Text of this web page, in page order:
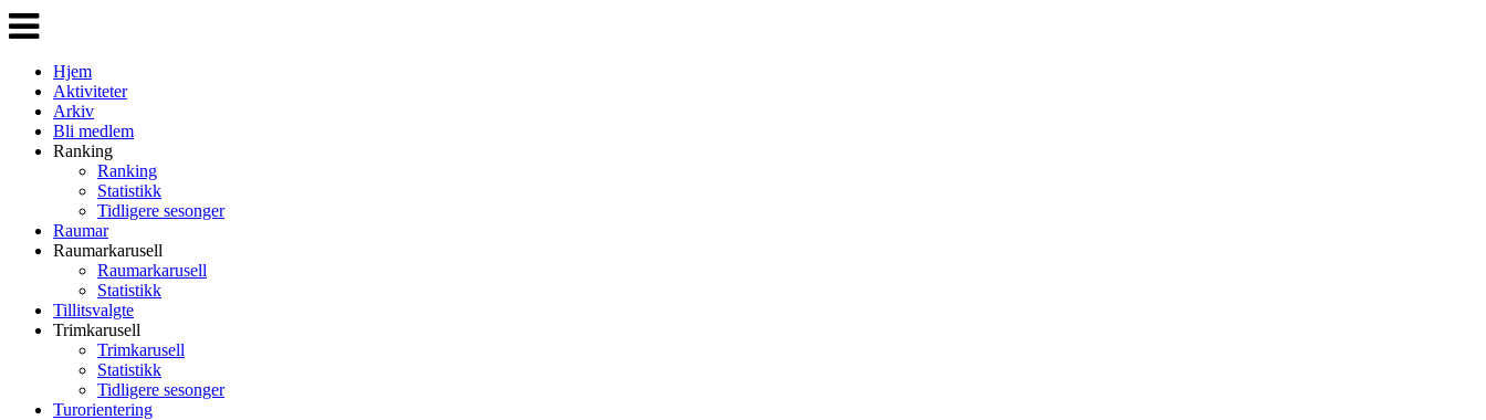
Veksle
navigasjon
Hjem
Aktiviteter
Arkiv
Bli medlem
Ranking
Ranking
Statistikk
Tidligere sesonger
Raumar
Raumarkarusell
Raumarkarusell
Statistikk
Tillitsvalgte
Trimkarusell
Trimkarusell
Statistikk
Tidligere sesonger
Turorientering